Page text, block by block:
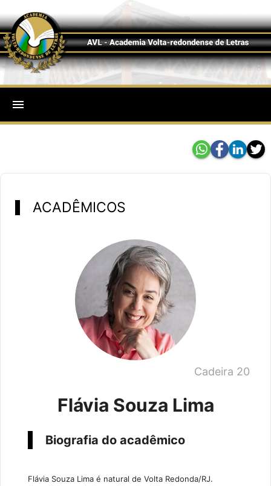
menu
ACADÊMICOS
Cadeira 20
Flávia Souza Lima
Biografia do acadêmico
Flávia Souza Lima é natural de Volta Redonda/RJ.